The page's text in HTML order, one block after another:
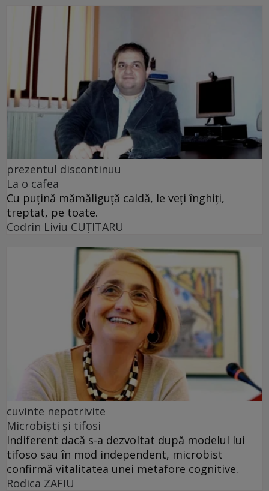
prezentul discontinuu
La o cafea
Cu puţină mămăliguţă caldă, le veţi înghiţi,
treptat, pe toate.
Codrin Liviu CUŢITARU
cuvinte nepotrivite
Microbiști și tifosi
Indiferent dacă s-a dezvoltat după modelul lui
tifoso sau în mod independent, microbist
confirmă vitalitatea unei metafore cognitive.
Rodica ZAFIU